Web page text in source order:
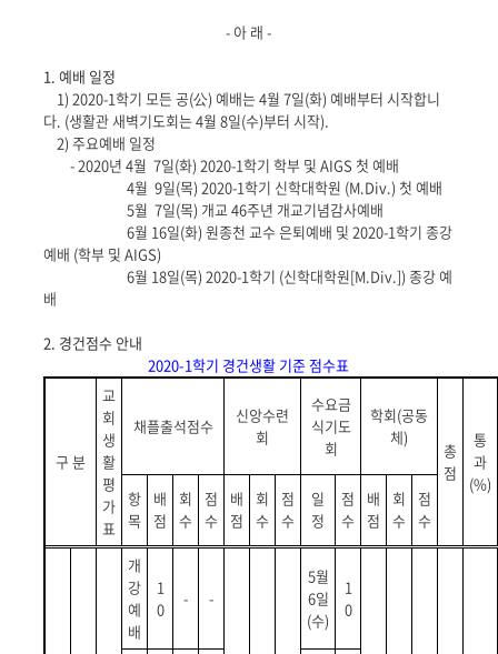
- 아 래-
1.예배 일정
1) 2020-1학기 모든 공(公)예배는4월7일(화)예배부터 시작합니
다. (생활관 새벽기도회는4월8일(수)부터 시작).
2)주요예배 일정
- 2020년 4월7일(화) 2020-1학기 학부 및AIGS 첫 예배
4월9일(목) 2020-1학기 신학대학원 (M.Div.) 첫 예배
5월7일(목) 개교46주년 개교기념감사예배
6월 16일(화) 원종천 교수 은퇴예배 및2020-1학기 종강
예배 (학부 및AIGS)
6월 18일(목) 2020-1학기 (신학대학원[M.Div.])종강 예
배
2. 경건점수 안내
2020-1학기 경건생활 기준 점수표
구 분
교
회
생
활
평
가
표
채플출석점수
신앙수련
회
수요금
식기도
회
학회(공동
체)
총
점
통
과
(%)
항
목
배
점
회
수
점
수
배
점
회
수
점
수
일
정
점
수
배
점
회
수
점
수
개
강
예
배
1
0
- -
5월
6일
(수)
1
0